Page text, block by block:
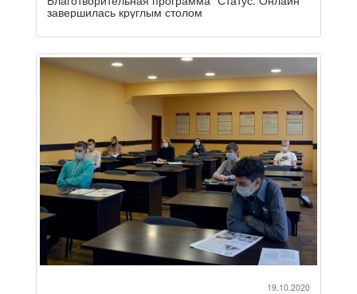
завершилась круглым столом
19.10.2020